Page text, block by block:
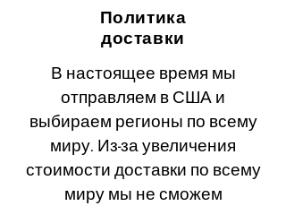
Политика
доставки
В настоящее время мы
отправляем в США и
выбираем регионы по всему
миру. Из-за увеличения
стоимости доставки по всему
миру мы не сможем